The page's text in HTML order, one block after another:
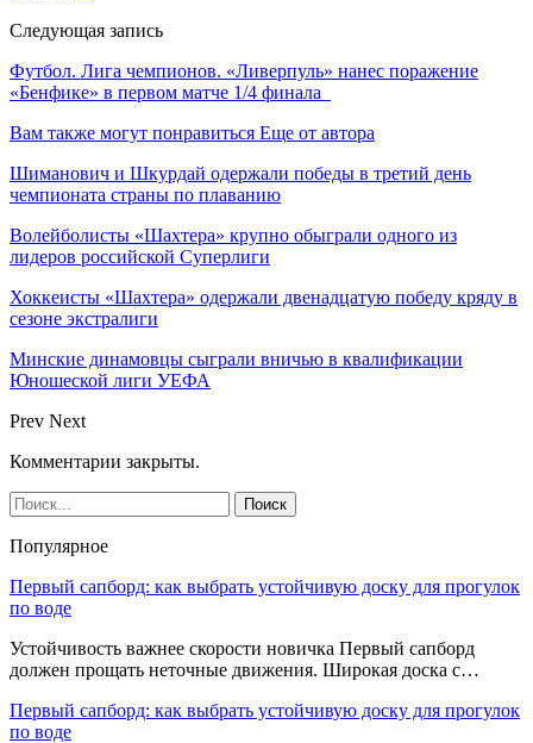
Следующая запись
Футбол. Лига чемпионов. «Ливерпуль» нанес поражение
«Бенфике» в первом матче 1/4 финала
Вам также могут понравиться Еще от автора
Шиманович и Шкурдай одержали победы в третий день
чемпионата страны по плаванию
Волейболисты «Шахтера» крупно обыграли одного из
лидеров российской Суперлиги
Хоккеисты «Шахтера» одержали двенадцатую победу кряду в
сезоне экстралиги
Минские динамовцы сыграли вничью в квалификации
Юношеской лиги УЕФА
Prev Next
Комментарии закрыты.
Популярное
Первый сапборд: как выбрать устойчивую доску для прогулок
по воде
Устойчивость важнее скорости новичка Первый сапборд
должен прощать неточные движения. Широкая доска с…
Первый сапборд: как выбрать устойчивую доску для прогулок
по воде